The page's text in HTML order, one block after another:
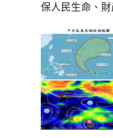
保人民生命、